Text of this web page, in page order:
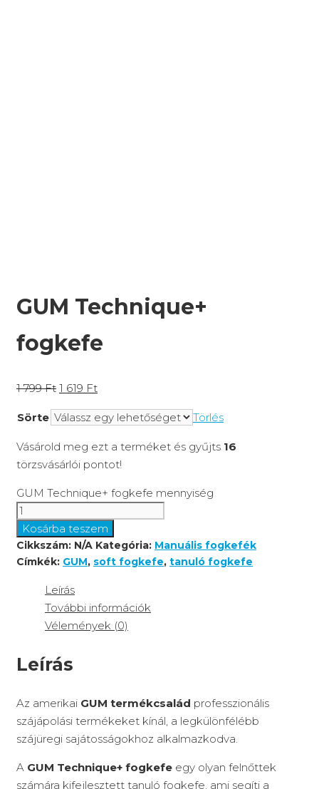
GUM Technique+
fogkefe
1 799Ft 1 619 Ft
Sörte Törlés
Vásárold meg ezt a terméket és gyűjts 16
törzsvásárlói pontot!
GUM Technique+ fogkefe mennyiség
Kosárba teszem
Cikkszám: N/A Kategória: Manuális fogkefék
Címkék: GUM, soft fogkefe, tanuló fogkefe
Leírás
További információk
Vélemények (0)
Leírás
Az amerikai GUM termékcsalád professzionális
szájápolási termékeket kínál, a legkülönfélébb
szájüregi sajátosságokhoz alkalmazkodva.
A GUM Technique+ fogkefe egy olyan felnőttek
számára kifejlesztett tanuló fogkefe, ami segíti a